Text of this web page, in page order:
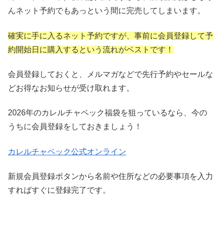
んネット予約でもあっという間に完売してしまいます。
確実に手に入るネット予約ですが、事前に会員登録して予
約開始日に購入するという流れがベストです！
会員登録しておくと、メルマガなどで先行予約やセールな
どお得なお知らせが受け取れます。
2026年のカレルチャペック福袋を狙っているなら、今の
うちに会員登録をしておきましょう！
カレルチャペック公式オンライン
新規会員登録ボタンから名前や住所などの必要事項を入力
すればすぐに登録完了です。